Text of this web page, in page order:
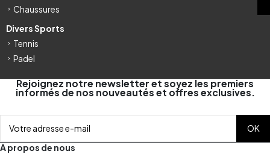
Chaussures
Divers Sports
Tennis
Padel
Rejoignez notre newsletter et soyez les premiers
informés de nos nouveautés et offres exclusives.
A propos de nous